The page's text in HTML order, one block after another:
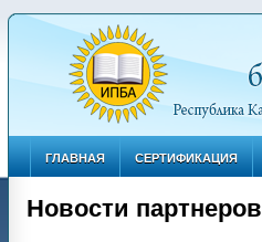
ГЛАВНАЯ СЕРТИФИКАЦИЯ
Новости партнеров